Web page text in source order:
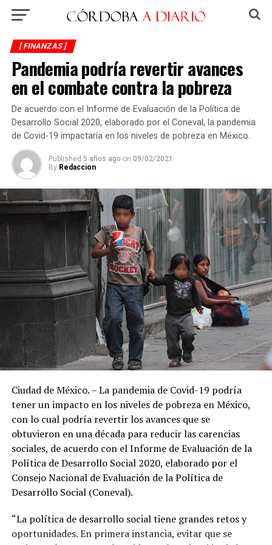
[ FINANZAS ]
Pandemia podría revertir avances
en el combate contra la pobreza
De acuerdo con el Informe de Evaluación de la Política de
Desarrollo Social 2020, elaborado por el Coneval, la pandemia
de Covid-19 impactaría en los niveles de pobreza en México.
Published 5 años ago on 09/02/2021
By Redaccion
Ciudad de México. – La pandemia de Covid-19 podría
tener un impacto en los niveles de pobreza en México,
con lo cual podría revertir los avances que se
obtuvieron en una década para reducir las carencias
sociales, de acuerdo con el Informe de Evaluación de la
Política de Desarrollo Social 2020, elaborado por el
Consejo Nacional de Evaluación de la Política de
Desarrollo Social (Coneval).
“La política de desarrollo social tiene grandes retos y
oportunidades. En primera instancia, evitar que se